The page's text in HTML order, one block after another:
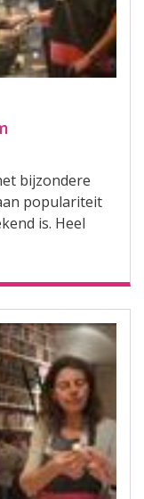
bijzondere
populariteit
is. Heel